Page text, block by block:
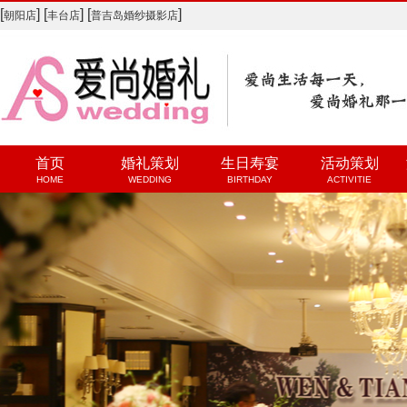
[朝阳店] [丰台店] [普吉岛婚纱摄影店]
首页
HOME
婚礼策划
WEDDING
生日寿宴
BIRTHDAY
活动策划
ACTIVITIE